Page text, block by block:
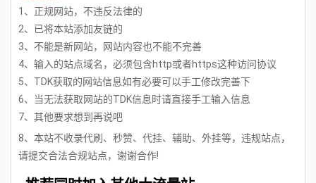
1、正规网站，不违反法律的
2、已将本站添加友链的
3、不能是新网站，网站内容也不能不完善
4、输入的站点域名，必须包含http或者https这种访问协议
5、TDK获取的网站信息如有必要可以手工修改完善下
6、当无法获取网站的TDK信息时请直接手工输入信息
7、其他要求想到再说吧
8、本站不收录代刷、秒赞、代挂、辅助、外挂等，违规站点，
请提交合法合规站点，谢谢合作!